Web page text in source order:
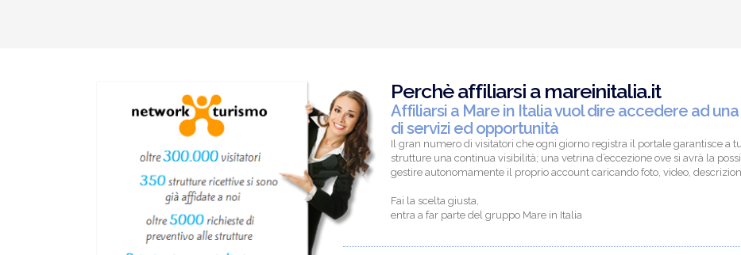
Perchè affiliarsi a mareinitalia.it
Affiliarsi a Mare in Italia vuol dire accedere ad
di servizi ed opportunità
Il gran numero di visitatori che ogni giorno registra il portale garantisce a
strutture una continua visibilità; una vetrina d’eccezione ove si avrà la
gestire autonomamente il proprio account caricando foto, video,
Fai la scelta giusta,
entra a far parte del gruppo Mare in Italia